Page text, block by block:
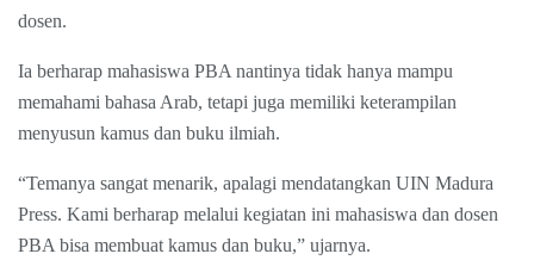
dosen.
Ia berharap mahasiswa PBA nantinya tidak hanya mampu
memahami bahasa Arab, tetapi juga memiliki keterampilan
menyusun kamus dan buku ilmiah.
“Temanya sangat menarik, apalagi mendatangkan UIN Madura
Press. Kami berharap melalui kegiatan ini mahasiswa dan dosen
PBA bisa membuat kamus dan buku,” ujarnya.